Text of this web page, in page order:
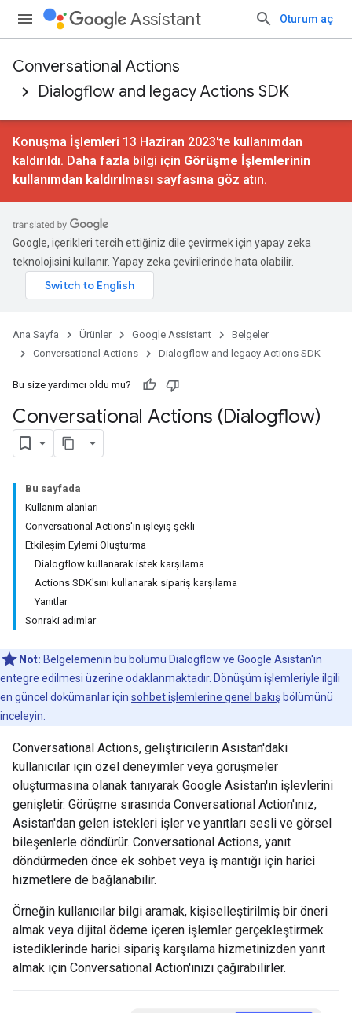
Assistant Oturum aç
Conversational Actions
Dialogflow and legacy Actions SDK
Konuşma İşlemleri 13 Haziran 2023'te kullanımdan
kaldırıldı. Daha fazla bilgi için Görüşme İşlemlerinin
kullanımdan kaldırılması sayfasına göz atın.
Google, içerikleri tercih ettiğiniz dile çevirmek için yapay zeka
teknolojisini kullanır. Yapay zeka çevirilerinde hata olabilir.
Ana Sayfa Ürünler Google Assistant
Belgeler
Conversational Actions
Dialogflow and legacy Actions SDK
Bu size yardımcı oldu mu?
Conversational Actions (Dialogflow)
Bu sayfada
Kullanım alanları
Conversational Actions'ın işleyiş şekli
Etkileşim Eylemi Oluşturma
Dialogflow kullanarak istek karşılama
Actions SDK'sını kullanarak sipariş karşılama
Yanıtlar
Sonraki adımlar
Not: Belgelemenin bu bölümü Dialogflow ve Google Asistan'ın
entegre edilmesi üzerine odaklanmaktadır. Dönüşüm işlemleriyle ilgili
en güncel dokümanlar için sohbet işlemlerine genel bakış bölümünü
inceleyin.
Conversational Actions, geliştiricilerin Asistan'daki
kullanıcılar için özel deneyimler veya görüşmeler
oluşturmasına olanak tanıyarak Google Asistan'ın işlevlerini
genişletir. Görüşme sırasında Conversational Action'ınız,
Asistan'dan gelen istekleri işler ve yanıtları sesli ve görsel
bileşenlerle döndürür. Conversational Actions, yanıt
döndürmeden önce ek sohbet veya iş mantığı için harici
hizmetlere de bağlanabilir.
Örneğin kullanıcılar bilgi aramak, kişiselleştirilmiş bir öneri
almak veya dijital ödeme içeren işlemler gerçekleştirmek
istediklerinde harici sipariş karşılama hizmetinizden yanıt
almak için Conversational Action'ınızı çağırabilirler.